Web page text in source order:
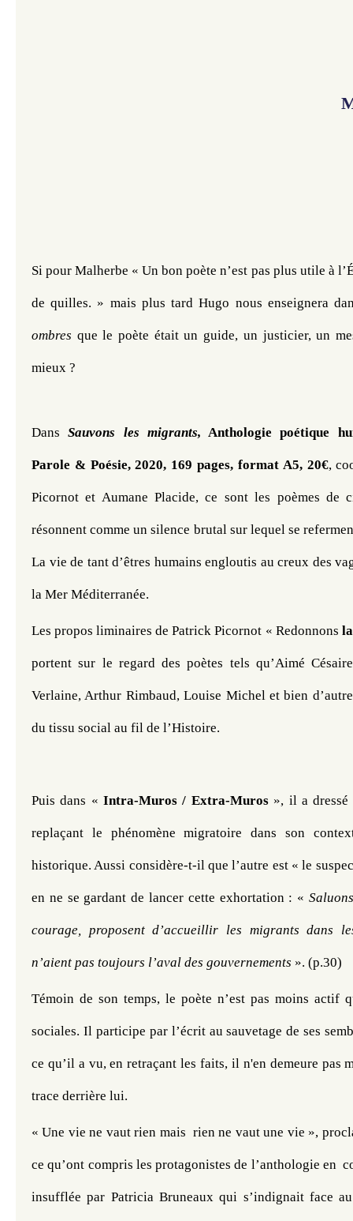
Si pour Malherbe « Un bon poète n’est pas plus utile à
de quilles. » mais plus tard Hugo nous enseignera
ombres que le poète était un guide, un justicier, un
mieux ?
Dans Sauvons les migrants, Anthologie poétique
Parole & Poésie, 2020, 169 pages, format A5, 20€,
Picornot et Aumane Placide, ce sont les poèmes de
résonnent comme un silence brutal sur lequel se
La vie de tant d’êtres humains engloutis au creux des
la Mer Méditerranée.
Les propos liminaires de Patrick Picornot « Redonnons
portent sur le regard des poètes tels qu’Aimé
Verlaine, Arthur Rimbaud, Louise Michel et bien
du tissu social au fil de l’Histoire.
Puis dans « Intra-Muros / Extra-Muros », il a dressé
replaçant le phénomène migratoire dans son
historique. Aussi considère-t-il que l’autre est « le
en ne se gardant de lancer cette exhortation : «
courage, proposent d’accueillir les migrants dans
n’aient pas toujours l’aval des gouvernements ». (p.30)
Témoin de son temps, le poète n’est pas moins actif
sociales. Il participe par l’écrit au sauvetage de ses
ce qu’il a vu, en retraçant les faits, il n'en demeure pas
trace derrière lui.
« Une vie ne vaut rien mais  rien ne vaut une vie »,
ce qu’ont compris les protagonistes de l’anthologie en
insufflée par Patricia Bruneaux qui s’indignait face